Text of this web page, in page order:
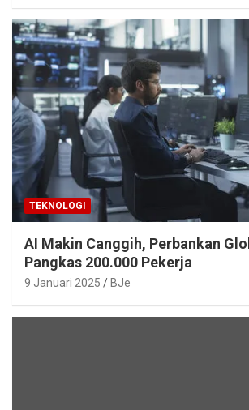
TEKNOLOGI
AI Makin Canggih, Perbankan
Pangkas 200.000 Pekerja
9 Januari 2025 BJe